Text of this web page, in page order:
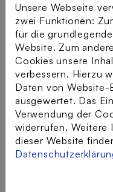
Haus der
Prenzlau seine
und Umsetzung
Mehr lesen
#Interview
Digitaler
zum
Unsere Webseite
zwei Funktionen:
für die
Website. Zum
Cookies unsere
verbessern. Hierzu
Daten von Website-
ausgewertet. Das
Verwendung der
widerrufen. Weitere
dieser Website